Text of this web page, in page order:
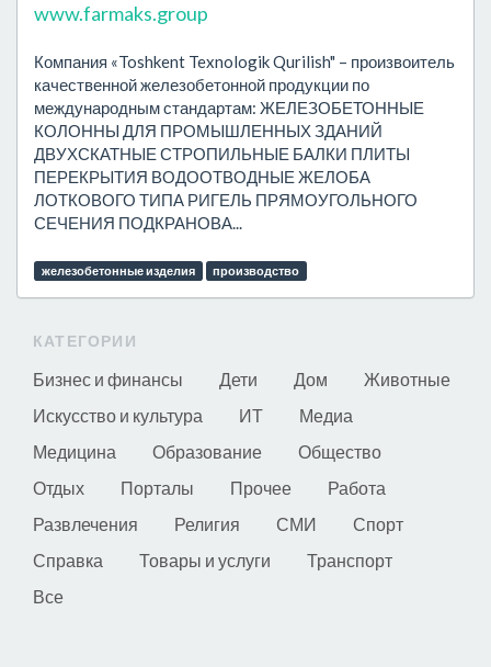
www.farmaks.group
Компания «Toshkent Texnologik Qurilish" – произвоитель
качественной железобетонной продукции по
международным стандартам: ЖЕЛЕЗОБЕТОННЫЕ
КОЛОННЫ ДЛЯ ПРОМЫШЛЕННЫХ ЗДАНИЙ
ДВУХСКАТНЫЕ СТРОПИЛЬНЫЕ БАЛКИ ПЛИТЫ
ПЕРЕКРЫТИЯ ВОДООТВОДНЫЕ ЖЕЛОБА
ЛОТКОВОГО ТИПА РИГЕЛЬ ПРЯМОУГОЛЬНОГО
СЕЧЕНИЯ ПОДКРАНОВА...
железобетонные изделия производство
КАТЕГОРИИ
Бизнес и финансы Дети Дом
Животные
Искусство и культура
ИТ
Медиа
Медицина
Образование
Общество
Отдых
Порталы Прочее
Работа
Развлечения
Религия СМИ
Спорт
Справка
Товары и услуги
Транспорт
Все